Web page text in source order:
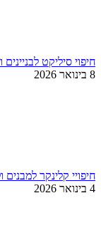
חיפוי סיליקט לבניינים
8 בינואר 2026
חיפויי קלינקר למבנים
4 בינואר 2026